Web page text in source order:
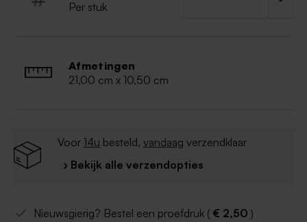
Per stuk
Afmetingen
21,00 cm x 10,50 cm
Voor 14u besteld, vandaag verzendklaar
› Bekijk alle verzendopties
Nieuwsgierig? Bestel een proefdruk ( € 2,50 )